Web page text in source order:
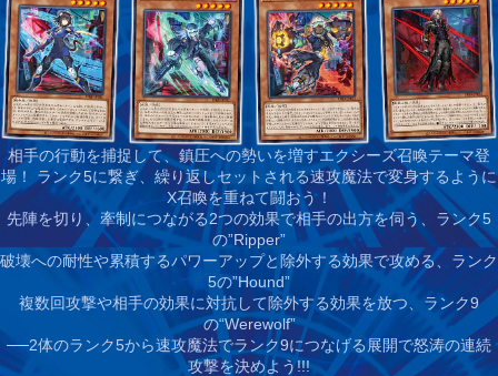
相手の行動を捕捉して、鎮圧への勢いを増すエクシーズ召喚テーマ登
場！ ランク5に繋ぎ、繰り返しセットされる速攻魔法で変身するように
X召喚を重ねて闘おう！
先陣を切り、牽制につながる2つの効果で相手の出方を伺う、ランク5
の”Ripper”
破壊への耐性や累積するパワーアップと除外する効果で攻める、ランク
5の”Hound”
複数回攻撃や相手の効果に対抗して除外する効果を放つ、ランク9
の“Werewolf”
──2体のランク5から速攻魔法でランク9につなげる展開で怒涛の連続
攻撃を決めよう!!!